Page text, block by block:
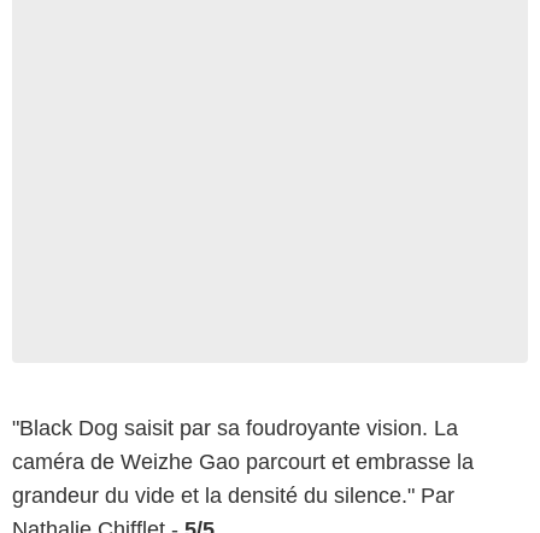
"Black Dog saisit par sa foudroyante vision. La
caméra de Weizhe Gao parcourt et embrasse la
grandeur du vide et la densité du silence." Par